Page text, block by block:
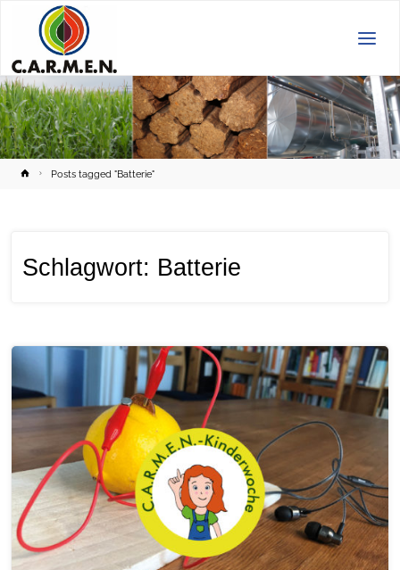
HomePosts tagged "Batterie"
Schlagwort: Batterie